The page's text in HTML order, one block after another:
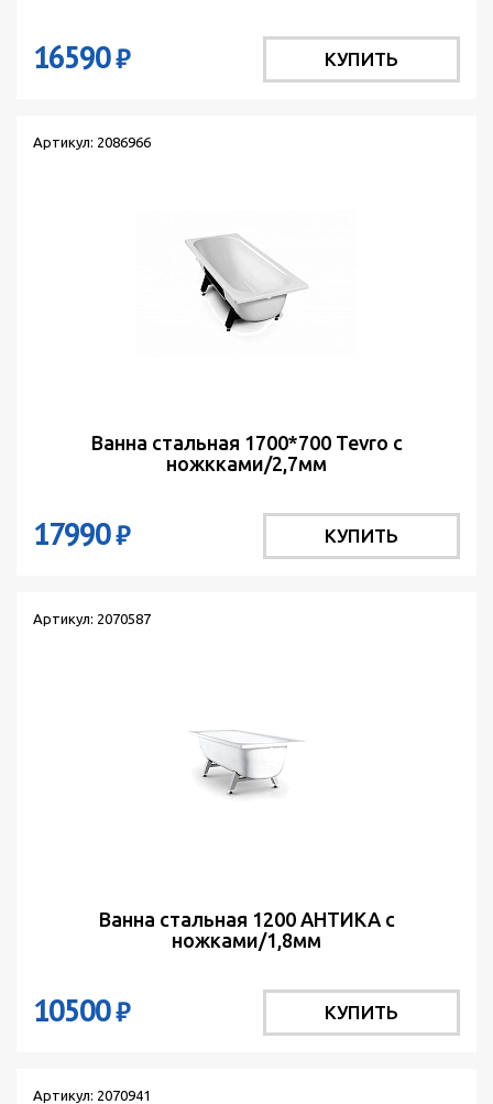
16590₽ КУПИТЬ
Артикул: 2086966
Ванна стальная 1700*700 Tevro с
ножкками/2,7мм
17990₽ КУПИТЬ
Артикул: 2070587
Ванна стальная 1200 АНТИКА с
ножками/1,8мм
10500₽ КУПИТЬ
Артикул: 2070941